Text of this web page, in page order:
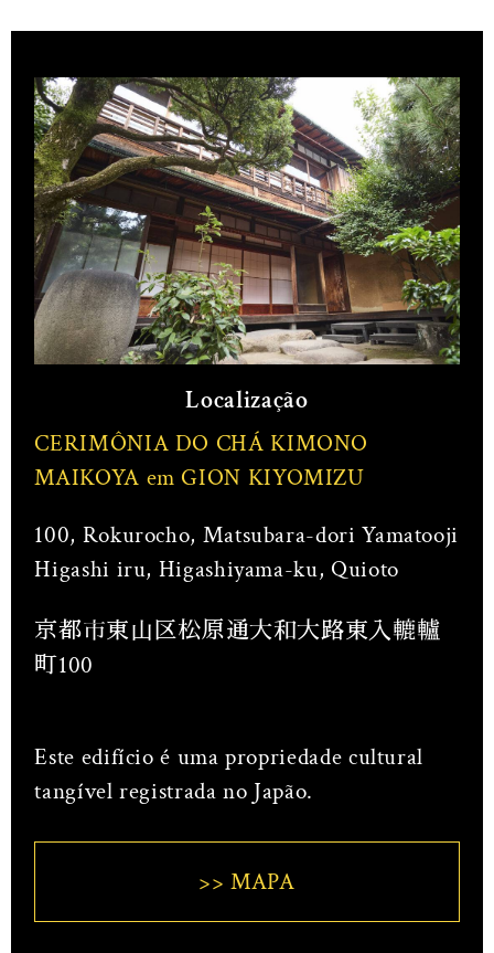
Localização
CERIMÔNIA DO CHÁ KIMONO
MAIKOYA em GION KIYOMIZU
100, Rokurocho, Matsubara-dori Yamatooji
Higashi iru, Higashiyama-ku, Quioto
京都市東山区松原通大和大路東入轆轤
町100
Este edifício é uma propriedade cultural
tangível registrada no Japão.
>> MAPA